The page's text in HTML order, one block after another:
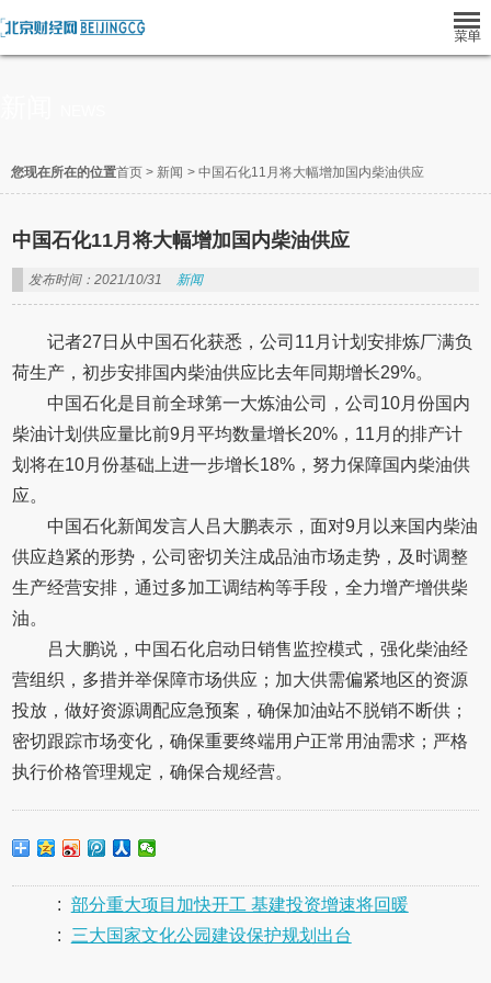
您现在所在的位置首页 > 新闻 > 中国石化11月将大幅增加国内柴油供应
中国石化11月将大幅增加国内柴油供应
发布时间：2021/10/31 新闻
记者27日从中国石化获悉，公司11月计划安排炼厂满负
荷生产，初步安排国内柴油供应比去年同期增长29%。
中国石化是目前全球第一大炼油公司，公司10月份国内
柴油计划供应量比前9月平均数量增长20%，11月的排产计
划将在10月份基础上进一步增长18%，努力保障国内柴油供
应。
中国石化新闻发言人吕大鹏表示，面对9月以来国内柴油
供应趋紧的形势，公司密切关注成品油市场走势，及时调整
生产经营安排，通过多加工调结构等手段，全力增产增供柴
油。
吕大鹏说，中国石化启动日销售监控模式，强化柴油经
营组织，多措并举保障市场供应；加大供需偏紧地区的资源
投放，做好资源调配应急预案，确保加油站不脱销不断供；
密切跟踪市场变化，确保重要终端用户正常用油需求；严格
执行价格管理规定，确保合规经营。
: 部分重大项目加快开工 基建投资增速将回暖
:
三大国家文化公园建设保护规划出台